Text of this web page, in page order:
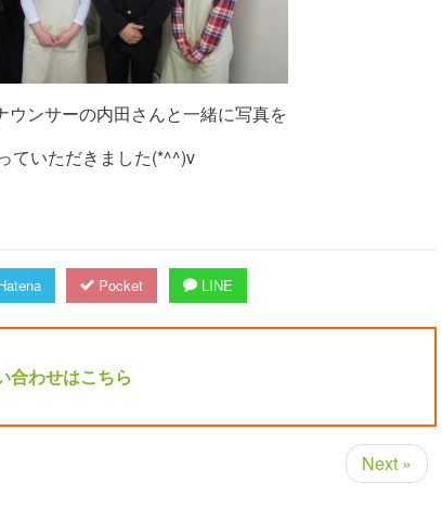
ーの内田さんと一緒に写真を
きました(*^^)v
Pocket LINE
合わせはこちら
Next »